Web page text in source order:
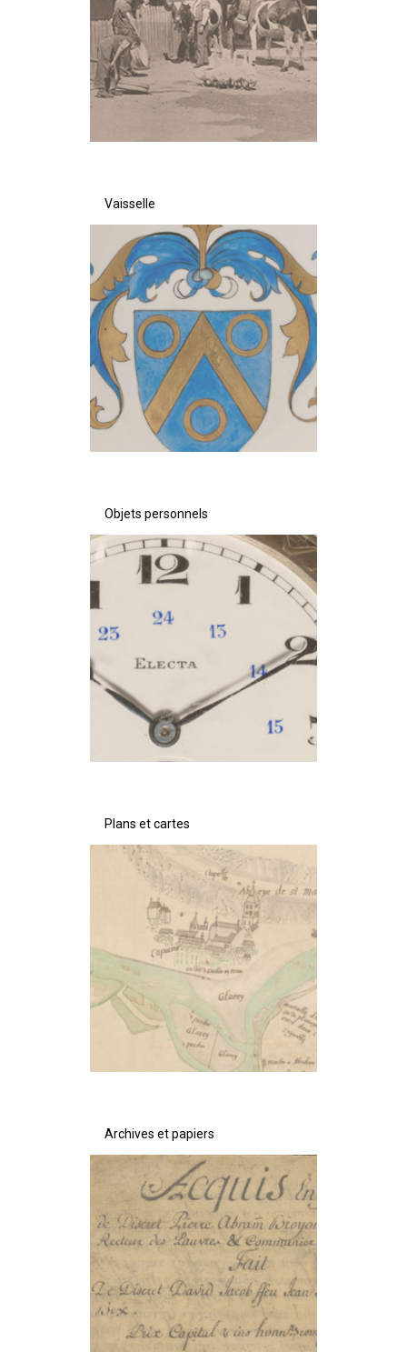
Vaisselle
Objets personnels
Plans et cartes
Archives et papiers